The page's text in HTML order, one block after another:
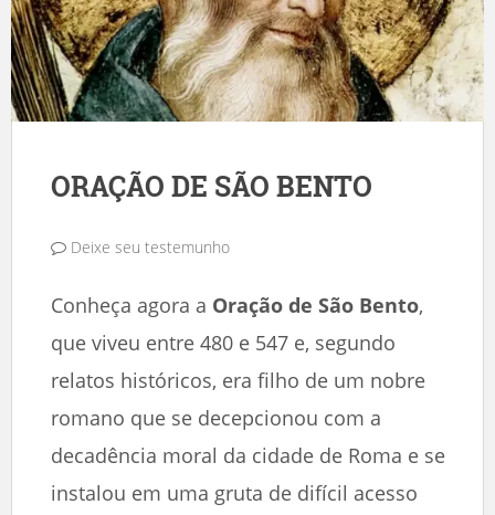
ORAÇÃO DE SÃO BENTO
Deixe seu testemunho
Conheça agora a Oração de São Bento,
que viveu entre 480 e 547 e, segundo
relatos históricos, era filho de um nobre
romano que se decepcionou com a
decadência moral da cidade de Roma e se
instalou em uma gruta de difícil acesso